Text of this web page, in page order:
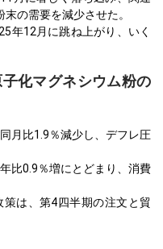
の需要を減少させた。
年12月に跳ね上がり、いく
化マグネシウム粉の
月比1.9％減少し、デフレ圧
比0.9％増にとどまり、消費
は、第4四半期の注文と貿